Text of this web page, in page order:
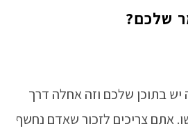
שלכם?
בתוכן שלכם וזה אחלה דרך
אתם צריכים לזכור שאדם נחשף